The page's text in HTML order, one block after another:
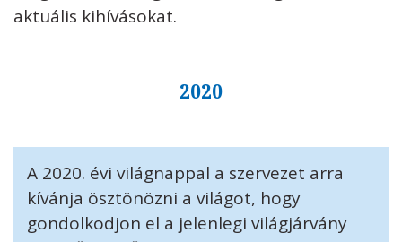
aktuális kihívásokat.
2020
A 2020. évi világnappal a szervezet arra
kívánja ösztönözni a világot, hogy
gondolkodjon el a jelenlegi világjárvány